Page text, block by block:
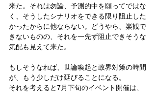
来た。それは勿論、予測的中を願ってではな
く、そうしたシナリオをできる限り阻止した
かったからに他ならない。どうやら、楽観で
きないものの、それを一先ず阻止できそうな
気配も見えて来た。
もしそうなれば、世論喚起と政界対策の時間
が、もう少しだけ延びることになる。
それを考えると7月下旬のイベント開催は、